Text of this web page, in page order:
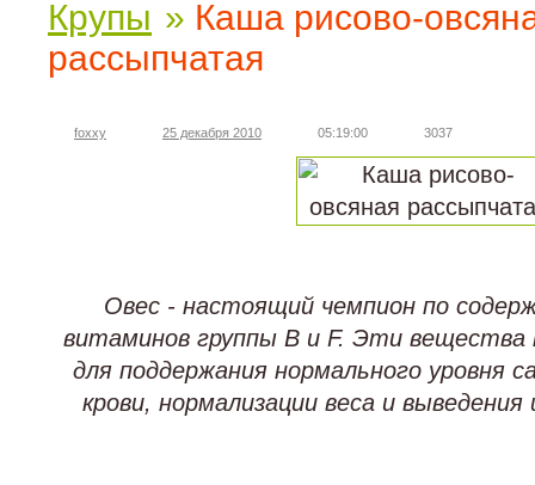
Крупы » Каша рисово-
рассыпчатая
foxxy 25 декабря 2010 05:19:00 3037
Овес - настоящий чемпион по
витаминов группы В и F. Эти вещества
для поддержания нормального уровня
крови, нормализации веса и